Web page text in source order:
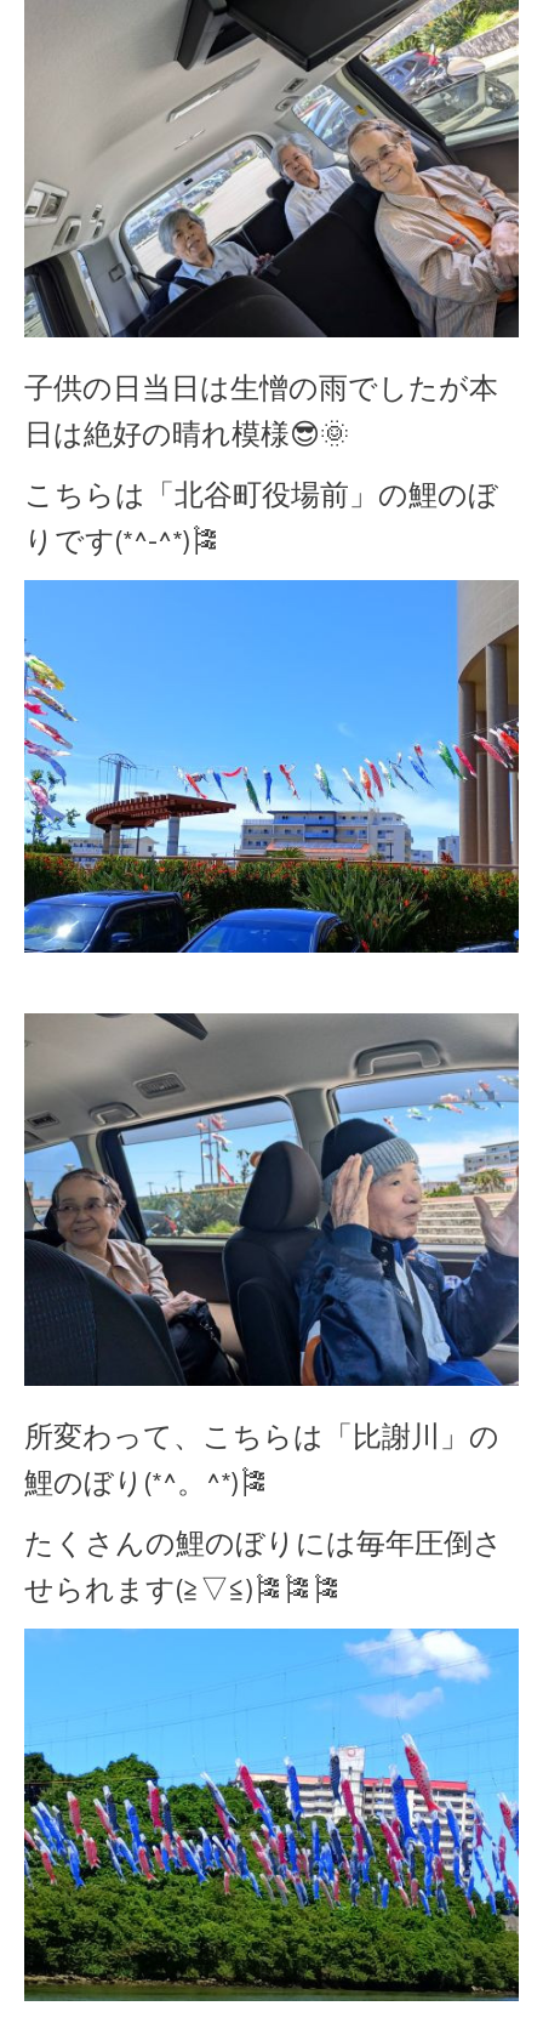
子供の日当日は生憎の雨でしたが本
日は絶好の晴れ模様😎🌞
こちらは「北谷町役場前」の鯉のぼ
りです(*^-^*)🎏
所変わって、こちらは「比謝川」の
鯉のぼり(*^。^*)🎏
たくさんの鯉のぼりには毎年圧倒さ
せられます(≧▽≦)🎏🎏🎏